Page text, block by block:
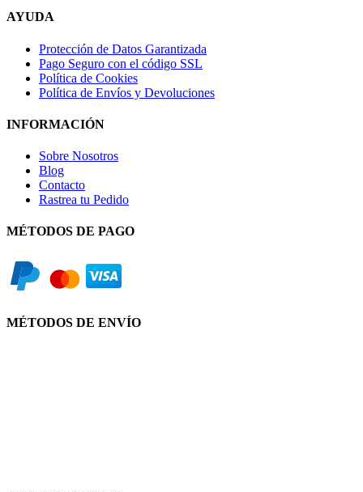
AYUDA
Protección de Datos Garantizada
Pago Seguro con el código SSL
Política de Cookies
Política de Envíos y Devoluciones
INFORMACIÓN
Sobre Nosotros
Blog
Contacto
Rastrea tu Pedido
MÉTODOS DE PAGO
MÉTODOS DE ENVÍO